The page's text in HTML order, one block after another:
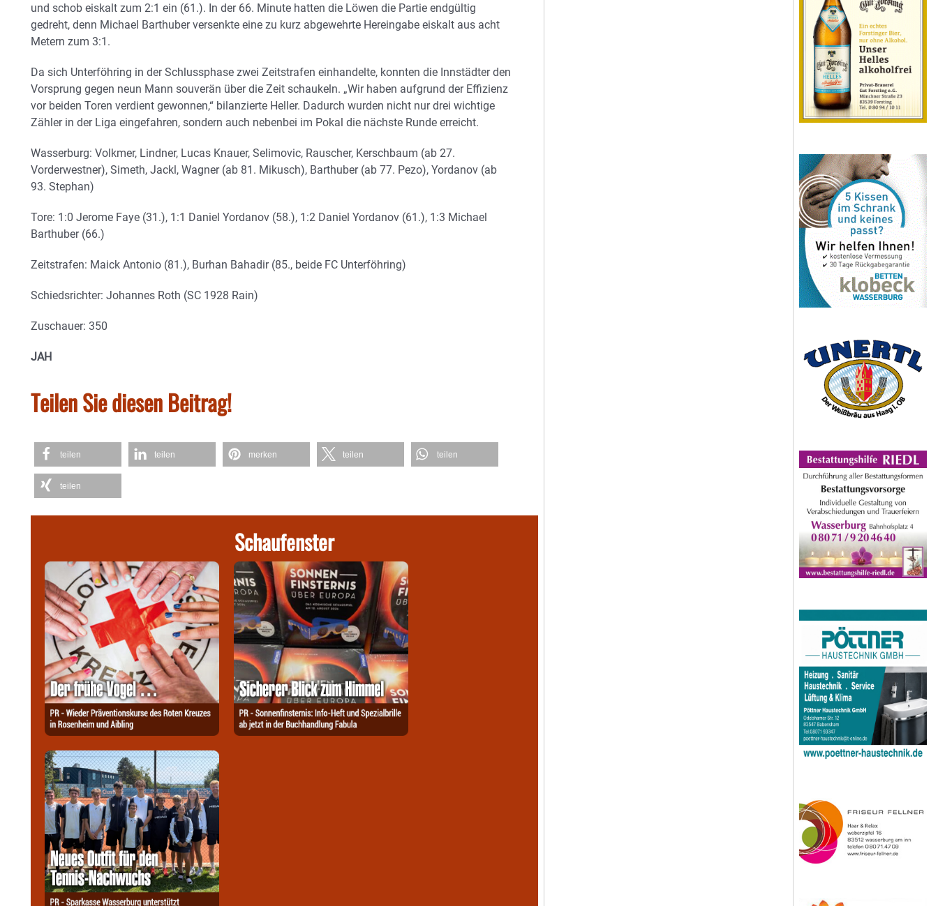
und schob eiskalt zum 2:1 ein (61.). In der 66. Minute hatten die Löwen die Partie endgültig
gedreht, denn Michael Barthuber versenkte eine zu kurz abgewehrte Hereingabe eiskalt aus acht
Metern zum 3:1.
Da sich Unterföhring in der Schlussphase zwei Zeitstrafen einhandelte, konnten die Innstädter den
Vorsprung gegen neun Mann souverän über die Zeit schaukeln. „Wir haben aufgrund der Effizienz
vor beiden Toren verdient gewonnen,“ bilanzierte Heller. Dadurch wurden nicht nur drei wichtige
Zähler in der Liga eingefahren, sondern auch nebenbei im Pokal die nächste Runde erreicht.
Wasserburg: Volkmer, Lindner, Lucas Knauer, Selimovic, Rauscher, Kerschbaum (ab 27.
Vorderwestner), Simeth, Jackl, Wagner (ab 81. Mikusch), Barthuber (ab 77. Pezo), Yordanov (ab
93. Stephan)
Tore: 1:0 Jerome Faye (31.), 1:1 Daniel Yordanov (58.), 1:2 Daniel Yordanov (61.), 1:3 Michael
Barthuber (66.)
Zeitstrafen: Maick Antonio (81.), Burhan Bahadir (85., beide FC Unterföhring)
Schiedsrichter: Johannes Roth (SC 1928 Rain)
Zuschauer: 350
JAH
Teilen Sie diesen Beitrag!
teilen teilen merken teilen teilen
teilen
Schaufenster